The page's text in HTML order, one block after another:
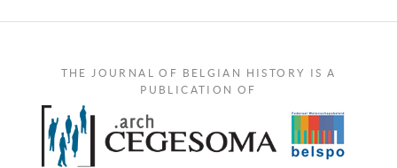
THE JOURNAL OF BELGIAN HISTORY IS A
PUBLICATION OF